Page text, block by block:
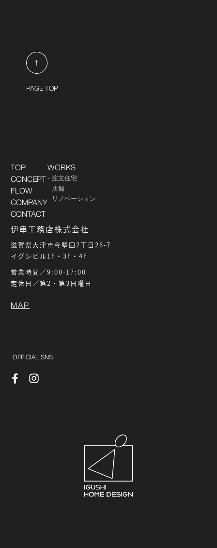
↑
PAGE TOP
TOP
CONCEPT
FLOW
COMPANY
CONTACT
WORKS
注文住宅
店舗
リノベーション
MAP
伊串工務店株式会社
滋賀県大津市今堅田2丁目26-7
イグシビル1F・3F・4F
営業時間／9:00-17:00
定休日／第2・第3日曜日
OFFICIAL SNS